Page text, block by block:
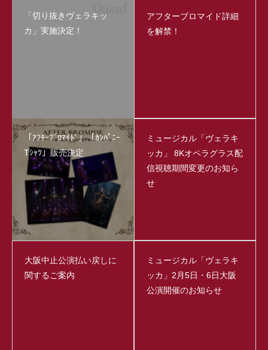
「切り抜きヴェラキッ
カ」実施決定！
アフターブロマイド詳細
を解禁！
「ｱﾌﾀｰﾌﾞﾛﾏｲﾄﾞ」「ｶﾝﾊﾟﾆｰ
Tｼｬﾂ」販売決定
ミュージカル「ヴェラキ
ッカ」 8Kオペラグラス配
信視聴期間変更のお知ら
せ
大阪中止公演払い戻しに
関するご案内
ミュージカル「ヴェラキ
ッカ」2月5日・6日大阪
公演開催のお知らせ